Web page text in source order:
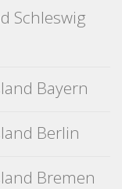
Schleswig
Bayern
Berlin
Bremen